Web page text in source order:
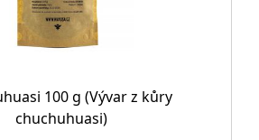
100 g (Vývar z kůry
chuchuhuasi)